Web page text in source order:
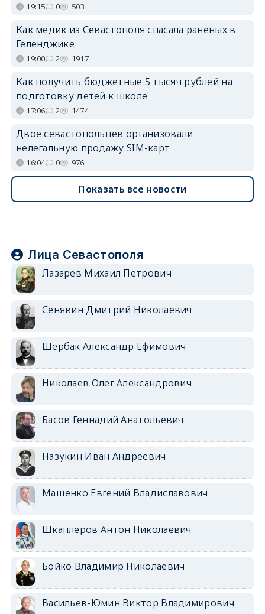
19:15 0 503
Как медик из Севастополя спасала раненых в
Геленджике
19:00 2 1917
Как получить бюджетные 5 тысяч рублей на
подготовку детей к школе
17:06 2 1474
Двое севастопольцев организовали
нелегальную продажу SIM-карт
16:04 0 976
Показать все новости
Лица Севастополя
Лазарев Михаил Петрович
Сенявин Дмитрий Николаевич
Щербак Александр Ефимович
Николаев Олег Александрович
Басов Геннадий Анатольевич
Назукин Иван Андреевич
Мащенко Евгений Владиславович
Шкаплеров Антон Николаевич
Бойко Владимир Николаевич
Васильев-Юмин Виктор Владимирович